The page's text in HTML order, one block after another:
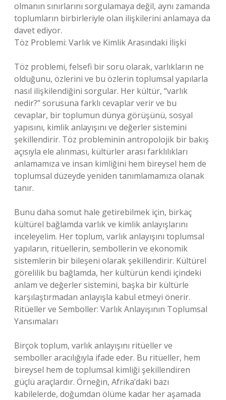
olmanın sınırlarını sorgulamaya değil, aynı zamanda
toplumların birbirleriyle olan ilişkilerini anlamaya da
davet ediyor.
Töz Problemi: Varlık ve Kimlik Arasındaki İlişki
Töz problemi, felsefi bir soru olarak, varlıkların ne
olduğunu, özlerini ve bu özlerin toplumsal yapılarla
nasıl ilişkilendiğini sorgular. Her kültür, “varlık
nedir?” sorusuna farklı cevaplar verir ve bu
cevaplar, bir toplumun dünya görüşünü, sosyal
yapısını, kimlik anlayışını ve değerler sistemini
şekillendirir. Töz probleminin antropolojik bir bakış
açısıyla ele alınması, kültürler arası farklılıkları
anlamamıza ve insan kimliğini hem bireysel hem de
toplumsal düzeyde yeniden tanımlamamıza olanak
tanır.
Bunu daha somut hale getirebilmek için, birkaç
kültürel bağlamda varlık ve kimlik anlayışlarını
inceleyelim. Her toplum, varlık anlayışını toplumsal
yapıların, ritüellerin, sembollerin ve ekonomik
sistemlerin bir bileşeni olarak şekillendirir. Kültürel
görelilik bu bağlamda, her kültürün kendi içindeki
anlam ve değerler sistemini, başka bir kültürle
karşılaştırmadan anlayışla kabul etmeyi önerir.
Ritüeller ve Semboller: Varlık Anlayışının Toplumsal
Yansımaları
Birçok toplum, varlık anlayışını ritüeller ve
semboller aracılığıyla ifade eder. Bu ritüeller, hem
bireysel hem de toplumsal kimliği şekillendiren
güçlü araçlardır. Örneğin, Afrika’daki bazı
kabilelerde, doğumdan ölüme kadar her aşamada